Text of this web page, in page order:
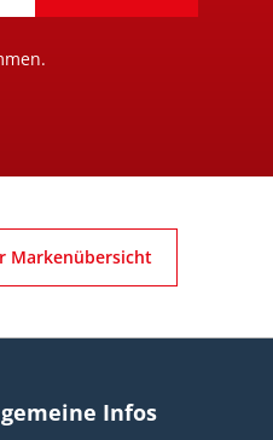
Markenübersicht
Infos